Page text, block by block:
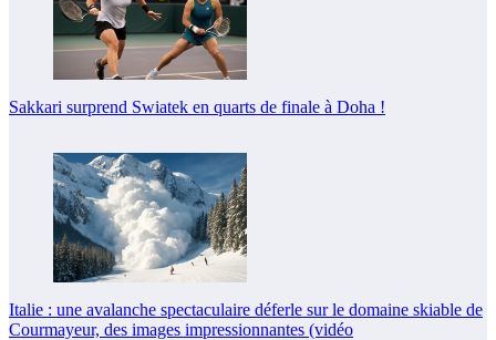
Sakkari surprend Swiatek en quarts de finale à Doha !
Italie : une avalanche spectaculaire déferle sur le domaine skiable de
Courmayeur, des images impressionnantes (vidéo